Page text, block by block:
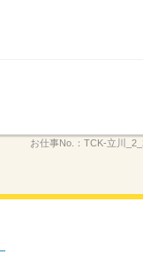
お仕事No.： TCK-立川